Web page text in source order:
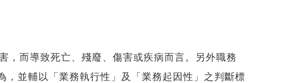
而導致死亡、殘廢、傷害或疾病而言。另外職務
，並輔以「業務執行性」及「業務起因性」之判斷標